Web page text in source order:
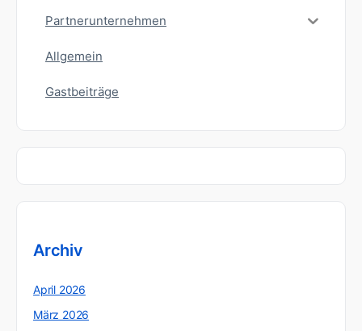
Partnerunternehmen
Allgemein
Gastbeiträge
Archiv
April 2026
März 2026